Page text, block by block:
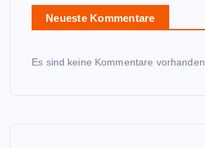
Neueste Kommentare
Es sind keine Kommentare vorhanden.